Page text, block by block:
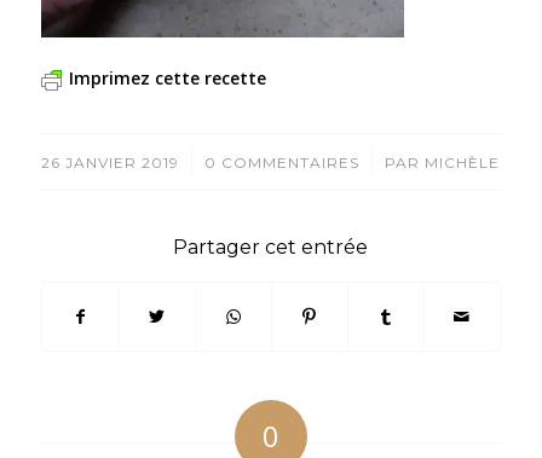
Imprimez cette recette
26 JANVIER 2019
/ 0 COMMENTAIRES
/ PAR MICHÈLE
Partager cet entrée
0